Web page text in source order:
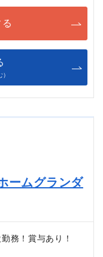
ームグランダ
務！賞与あり！